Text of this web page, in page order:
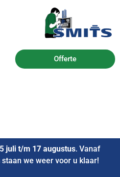
Offerte
juli t/m 17 augustus. Vanaf
we weer voor u klaar!